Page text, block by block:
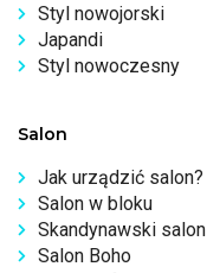
Styl nowojorski
Japandi
Styl nowoczesny
Salon
Jak urządzić salon?
Salon w bloku
Skandynawski salon
Salon Boho